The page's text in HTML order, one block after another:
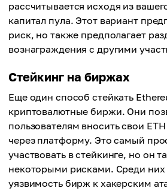
рассчитывается исходя из
капитал пула. Этот вариант
риск, но также предполагает
вознаграждения с другими
Стейкинг на биржах
Еще один способ стейкать
криптовалютные биржи. Они
пользователям вносить свои
через платформу. Это самый
участвовать в стейкинге, но он
некоторыми рисками. Среди них
уязвимость бирж к хакерским